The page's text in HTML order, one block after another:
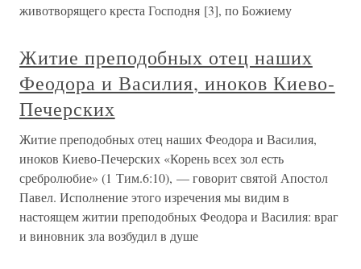
животворящего креста Господня [3], по Божиему
Житие преподобных отец наших
Феодора и Василия, иноков Киево-
Печерских
Житие преподобных отец наших Феодора и Василия,
иноков Киево-Печерских «Корень всех зол есть
сребролюбие» (1 Тим.6:10), — говорит святой Апостол
Павел. Исполнение этого изречения мы видим в
настоящем житии преподобных Феодора и Василия: враг
и виновник зла возбудил в душе